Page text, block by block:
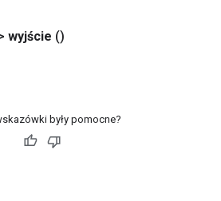
wyjście ()
były pomocne?